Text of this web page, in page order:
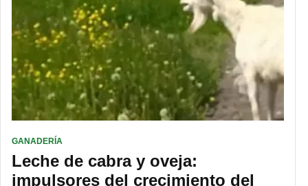
GANADERÍA
Leche de cabra y oveja:
impulsores del crecimiento del